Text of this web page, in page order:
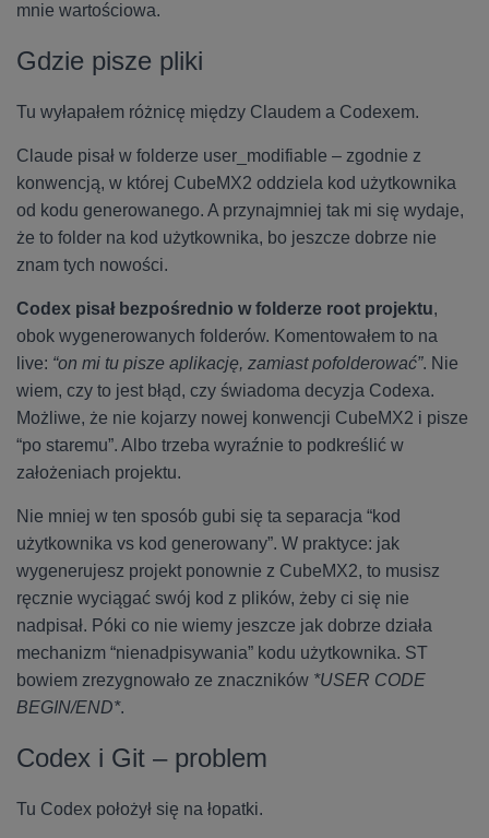
mnie wartościowa.
Gdzie pisze pliki
Tu wyłapałem różnicę między Claudem a Codexem.
Claude pisał w folderze user_modifiable – zgodnie z
konwencją, w której CubeMX2 oddziela kod użytkownika
od kodu generowanego. A przynajmniej tak mi się wydaje,
że to folder na kod użytkownika, bo jeszcze dobrze nie
znam tych nowości.
Codex pisał bezpośrednio w folderze root projektu,
obok wygenerowanych folderów. Komentowałem to na
live: “on mi tu pisze aplikację, zamiast pofolderować”. Nie
wiem, czy to jest błąd, czy świadoma decyzja Codexa.
Możliwe, że nie kojarzy nowej konwencji CubeMX2 i pisze
“po staremu”. Albo trzeba wyraźnie to podkreślić w
założeniach projektu.
Nie mniej w ten sposób gubi się ta separacja “kod
użytkownika vs kod generowany”. W praktyce: jak
wygenerujesz projekt ponownie z CubeMX2, to musisz
ręcznie wyciągać swój kod z plików, żeby ci się nie
nadpisał. Póki co nie wiemy jeszcze jak dobrze działa
mechanizm “nienadpisywania” kodu użytkownika. ST
bowiem zrezygnowało ze znaczników *USER CODE
BEGIN/END*.
Codex i Git – problem
Tu Codex położył się na łopatki.